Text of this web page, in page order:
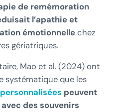
de remémoration
l’apathie et
émotionnellechez
gériatriques.
Mao et al. (2024) ont
systématique que les
peuvent
des souvenirs